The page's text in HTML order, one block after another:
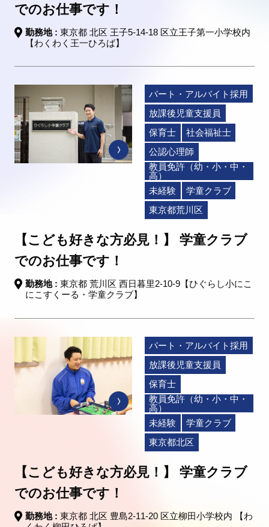
でのお仕事です！
勤務地 : 東京都 北区 王子5-14-18 区立王子第一小学校内
【わくわく王一ひろば】
パート・アルバイト採用
放課後児童支援員
保育士
社会福祉士
公認心理師
教員免許（幼・小・中・
高）
未経験
学童クラブ
東京都荒川区
【こども好きな方必見！】 学童クラブ
でのお仕事です！
勤務地 : 東京都 荒川区 西日暮里2-10-9【ひぐらし小にこ
にこすくーる・学童クラブ】
パート・アルバイト採用
放課後児童支援員
保育士
教員免許（幼・小・中・
高）
未経験
学童クラブ
東京都北区
【こども好きな方必見！】 学童クラブ
でのお仕事です！
勤務地 : 東京都 北区 豊島2-11-20 区立柳田小学校内 【わ